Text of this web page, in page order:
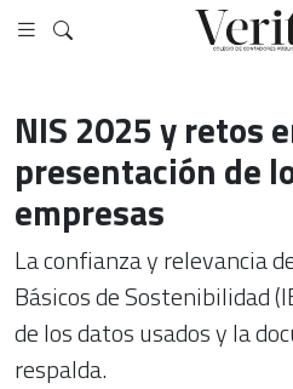
NIS 2025 y retos
presentación de
empresas
La confianza y relevancia
Básicos de Sostenibilidad
de los datos usados y la
respalda.